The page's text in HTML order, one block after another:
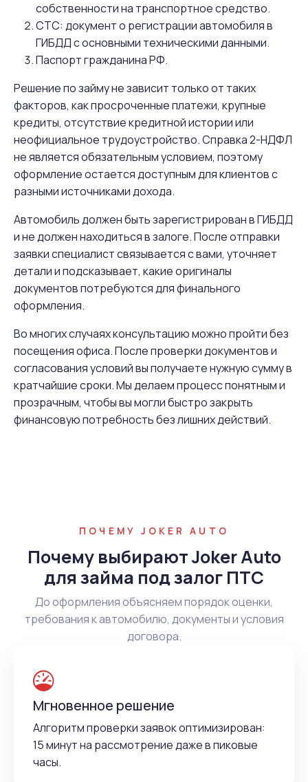
собственности на транспортное средство.
СТС: документ о регистрации автомобиля в
ГИБДД с основными техническими данными.
Паспорт гражданина РФ.
Решение по займу не зависит только от таких
факторов, как просроченные платежи, крупные
кредиты, отсутствие кредитной истории или
неофициальное трудоустройство. Справка 2-НДФЛ
не является обязательным условием, поэтому
оформление остается доступным для клиентов с
разными источниками дохода.
Автомобиль должен быть зарегистрирован в ГИБДД
и не должен находиться в залоге. После отправки
заявки специалист связывается с вами, уточняет
детали и подсказывает, какие оригиналы
документов потребуются для финального
оформления.
Во многих случаях консультацию можно пройти без
посещения офиса. После проверки документов и
согласования условий вы получаете нужную сумму в
кратчайшие сроки. Мы делаем процесс понятным и
прозрачным, чтобы вы могли быстро закрыть
финансовую потребность без лишних действий.
ПОЧЕМУ JOKER AUTO
Почему выбирают Joker Auto
для займа под залог ПТС
До оформления объясняем порядок оценки,
требования к автомобилю, документы и условия
договора.
Мгновенное решение
Алгоритм проверки заявок оптимизирован:
15 минут на рассмотрение даже в пиковые
часы.